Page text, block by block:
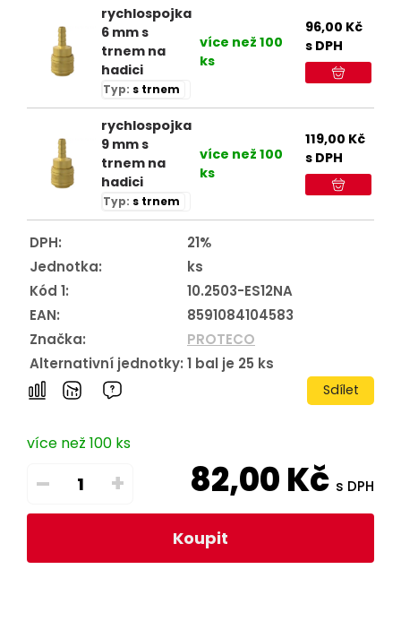
rychlospojka
6 mm s
trnem na
hadici
Typ: s trnem
více než 100
ks
96,00 Kč
s DPH
rychlospojka
9 mm s
trnem na
hadici
Typ: s trnem
více než 100
ks
119,00 Kč
s DPH
DPH:
21%
Jednotka:
ks
Kód 1:
10.2503-ES12NA
EAN:
8591084104583
Značka:
PROTECO
Alternativní jednotky: 1 bal je 25 ks
Sdílet
více než 100 ks
– + 82,00Kč s DPH
Koupit